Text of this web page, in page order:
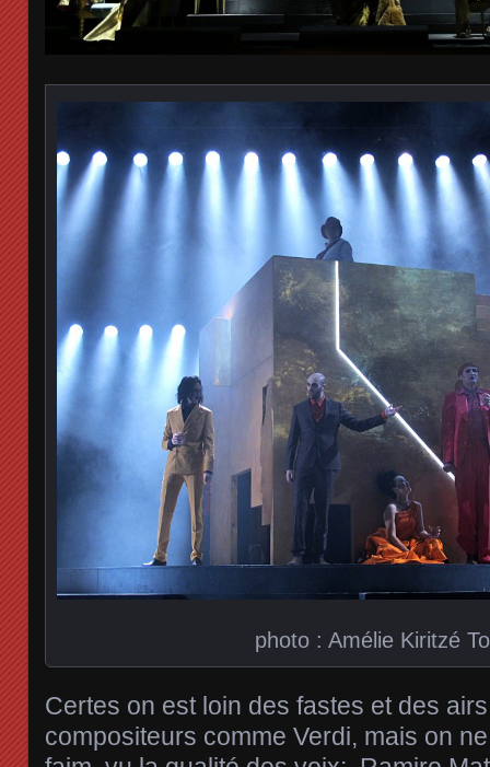
photo : Amélie Kiritzé
Certes on est loin des fastes et des
compositeurs comme Verdi, mais on